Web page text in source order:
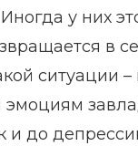
у них
в
ситуации –
эмоциям
и до